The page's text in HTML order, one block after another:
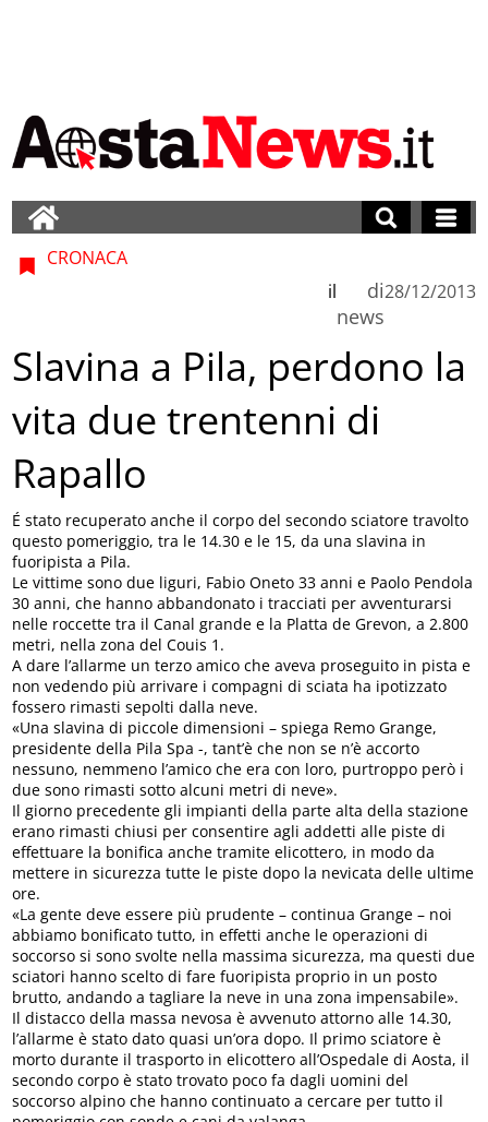
CRONACA
di
news
il 28/12/2013
Slavina a Pila, perdono la
vita due trentenni di
Rapallo
É stato recuperato anche il corpo del secondo sciatore travolto
questo pomeriggio, tra le 14.30 e le 15, da una slavina in
fuoripista a Pila.
Le vittime sono due liguri, Fabio Oneto 33 anni e Paolo Pendola
30 anni, che hanno abbandonato i tracciati per avventurarsi
nelle roccette tra il Canal grande e la Platta de Grevon, a 2.800
metri, nella zona del Couis 1.
A dare l’allarme un terzo amico che aveva proseguito in pista e
non vedendo più arrivare i compagni di sciata ha ipotizzato
fossero rimasti sepolti dalla neve.
«Una slavina di piccole dimensioni – spiega Remo Grange,
presidente della Pila Spa -, tant’è che non se n’è accorto
nessuno, nemmeno l’amico che era con loro, purtroppo però i
due sono rimasti sotto alcuni metri di neve».
Il giorno precedente gli impianti della parte alta della stazione
erano rimasti chiusi per consentire agli addetti alle piste di
effettuare la bonifica anche tramite elicottero, in modo da
mettere in sicurezza tutte le piste dopo la nevicata delle ultime
ore.
«La gente deve essere più prudente – continua Grange – noi
abbiamo bonificato tutto, in effetti anche le operazioni di
soccorso si sono svolte nella massima sicurezza, ma questi due
sciatori hanno scelto di fare fuoripista proprio in un posto
brutto, andando a tagliare la neve in una zona impensabile».
Il distacco della massa nevosa è avvenuto attorno alle 14.30,
l’allarme è stato dato quasi un’ora dopo. Il primo sciatore è
morto durante il trasporto in elicottero all’Ospedale di Aosta, il
secondo corpo è stato trovato poco fa dagli uomini del
soccorso alpino che hanno continuato a cercare per tutto il